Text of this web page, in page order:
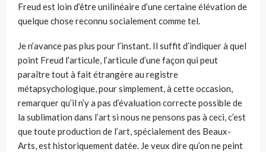
Freud est loin d’être unilinéaire d’une cer­taine élévation de
quelque chose reconnu socialement comme tel.
Je n’avance pas plus pour l’instant. Il suffit d’indiquer à quel
point Freud l’articule, l’articule d’une façon qui peut
paraître tout à fait étran­gère au registre
métapsychologique, pour simplement, à cette occasion,
remarquer qu’il n’y a pas d’évaluation correcte possible de
la sublimation dans l’art si nous ne pensons pas à ceci, c’est
que toute production de l’art, spécialement des Beaux-
Arts, est historiquement datée. Je veux dire qu’on ne peint